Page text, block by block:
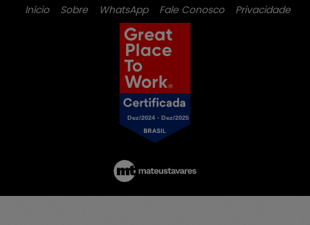
Início Sobre WhatsApp Fale Conosco Privacidade